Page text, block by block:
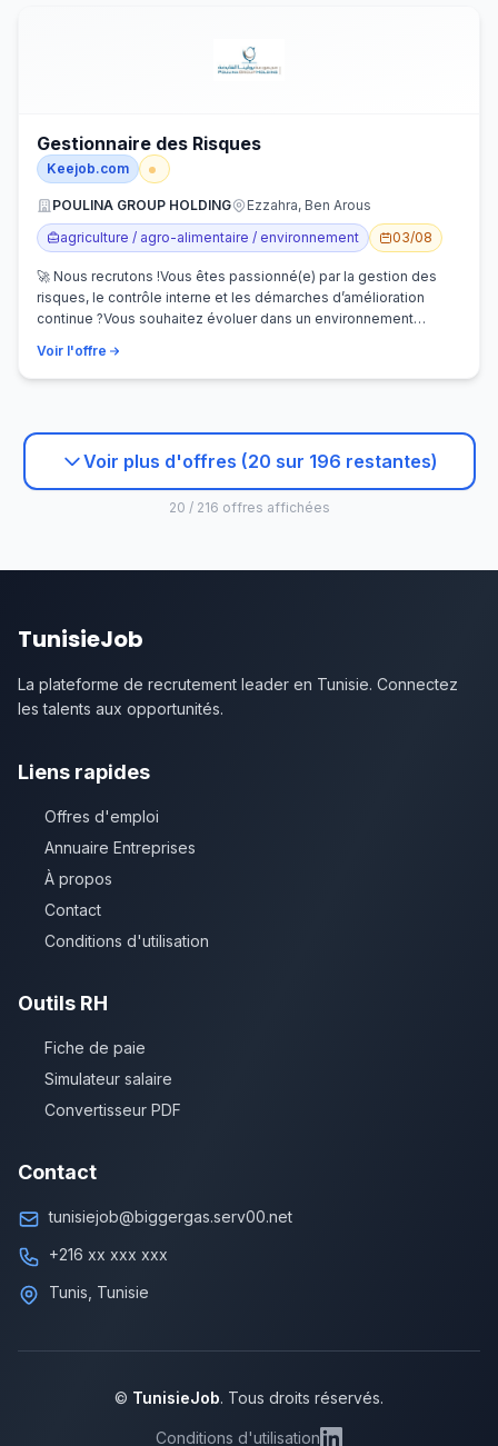
Gestionnaire des Risques
Keejob.com
POULINA GROUP HOLDING
Ezzahra, Ben Arous
agriculture / agro-alimentaire / environnement
03/08
🚀 Nous recrutons !Vous êtes passionné(e) par la gestion des
risques, le contrôle interne et les démarches d’amélioration
continue ?Vous souhaitez évoluer dans un environnement
Voir l'offre
Voir plus d'offres (20 sur 196 restantes)
20 / 216 offres affichées
TunisieJob
La plateforme de recrutement leader en Tunisie. Connectez
les talents aux opportunités.
Liens rapides
Offres d'emploi
Annuaire Entreprises
À propos
Contact
Conditions d'utilisation
Outils RH
Fiche de paie
Simulateur salaire
Convertisseur PDF
Contact
tunisiejob@biggergas.serv00.net
+216 xx xxx xxx
Tunis, Tunisie
© TunisieJob. Tous droits réservés.
Conditions d'utilisation